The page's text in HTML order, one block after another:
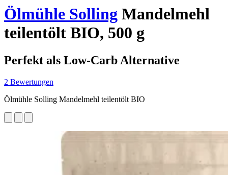
Ölmühle Solling Mandelmehl
teilentölt BIO, 500 g
Perfekt als Low-Carb Alternative
2 Bewertungen
Ölmühle Solling Mandelmehl teilentölt BIO